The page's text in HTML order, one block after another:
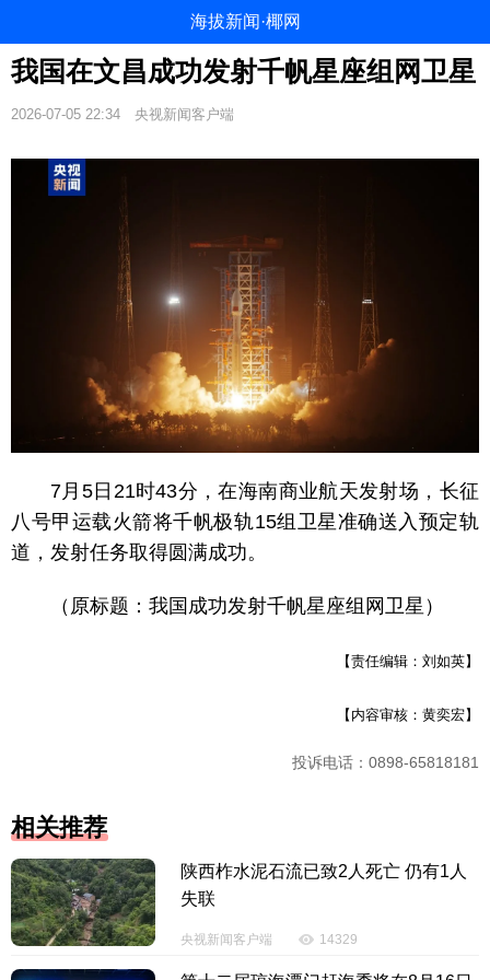
海拔新闻·椰网
我国在文昌成功发射千帆星座组网卫星
2026-07-05 22:34 央视新闻客户端
7月5日21时43分，在海南商业航天发射场，长征
八号甲运载火箭将千帆极轨15组卫星准确送入预定轨
道，发射任务取得圆满成功。
（原标题：我国成功发射千帆星座组网卫星）
【责任编辑：刘如英】
【内容审核：黄奕宏】
投诉电话：0898-65818181
相关推荐
陕西柞水泥石流已致2人死亡 仍有1人
失联
央视新闻客户端 14329